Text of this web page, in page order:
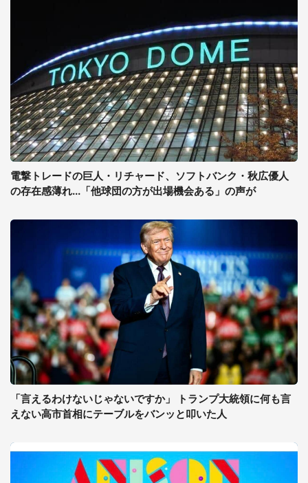
電撃トレードの巨人・リチャード、ソフトバンク・秋広優人
の存在感薄れ...「他球団の方が出場機会ある」の声が
「言えるわけないじゃないですか」 トランプ大統領に何も言
えない高市首相にテーブルをバンッと叩いた人